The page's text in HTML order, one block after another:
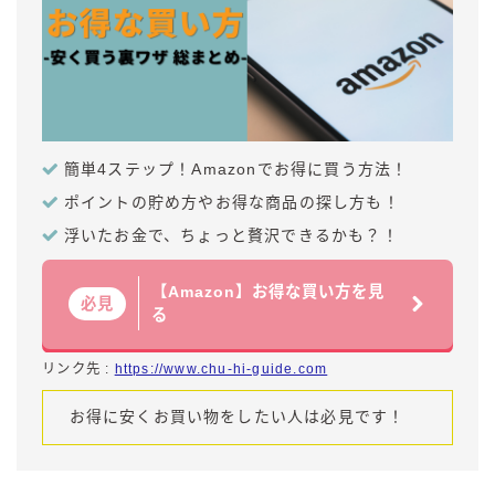
簡単4ステップ！Amazonでお得に買う方法！
ポイントの貯め方やお得な商品の探し方も！
浮いたお金で、ちょっと贅沢できるかも？！
必見
【Amazon】お得な買い方を見
る
リンク先 : https://www.chu-hi-guide.com
お得に安くお買い物をしたい人は必見です！